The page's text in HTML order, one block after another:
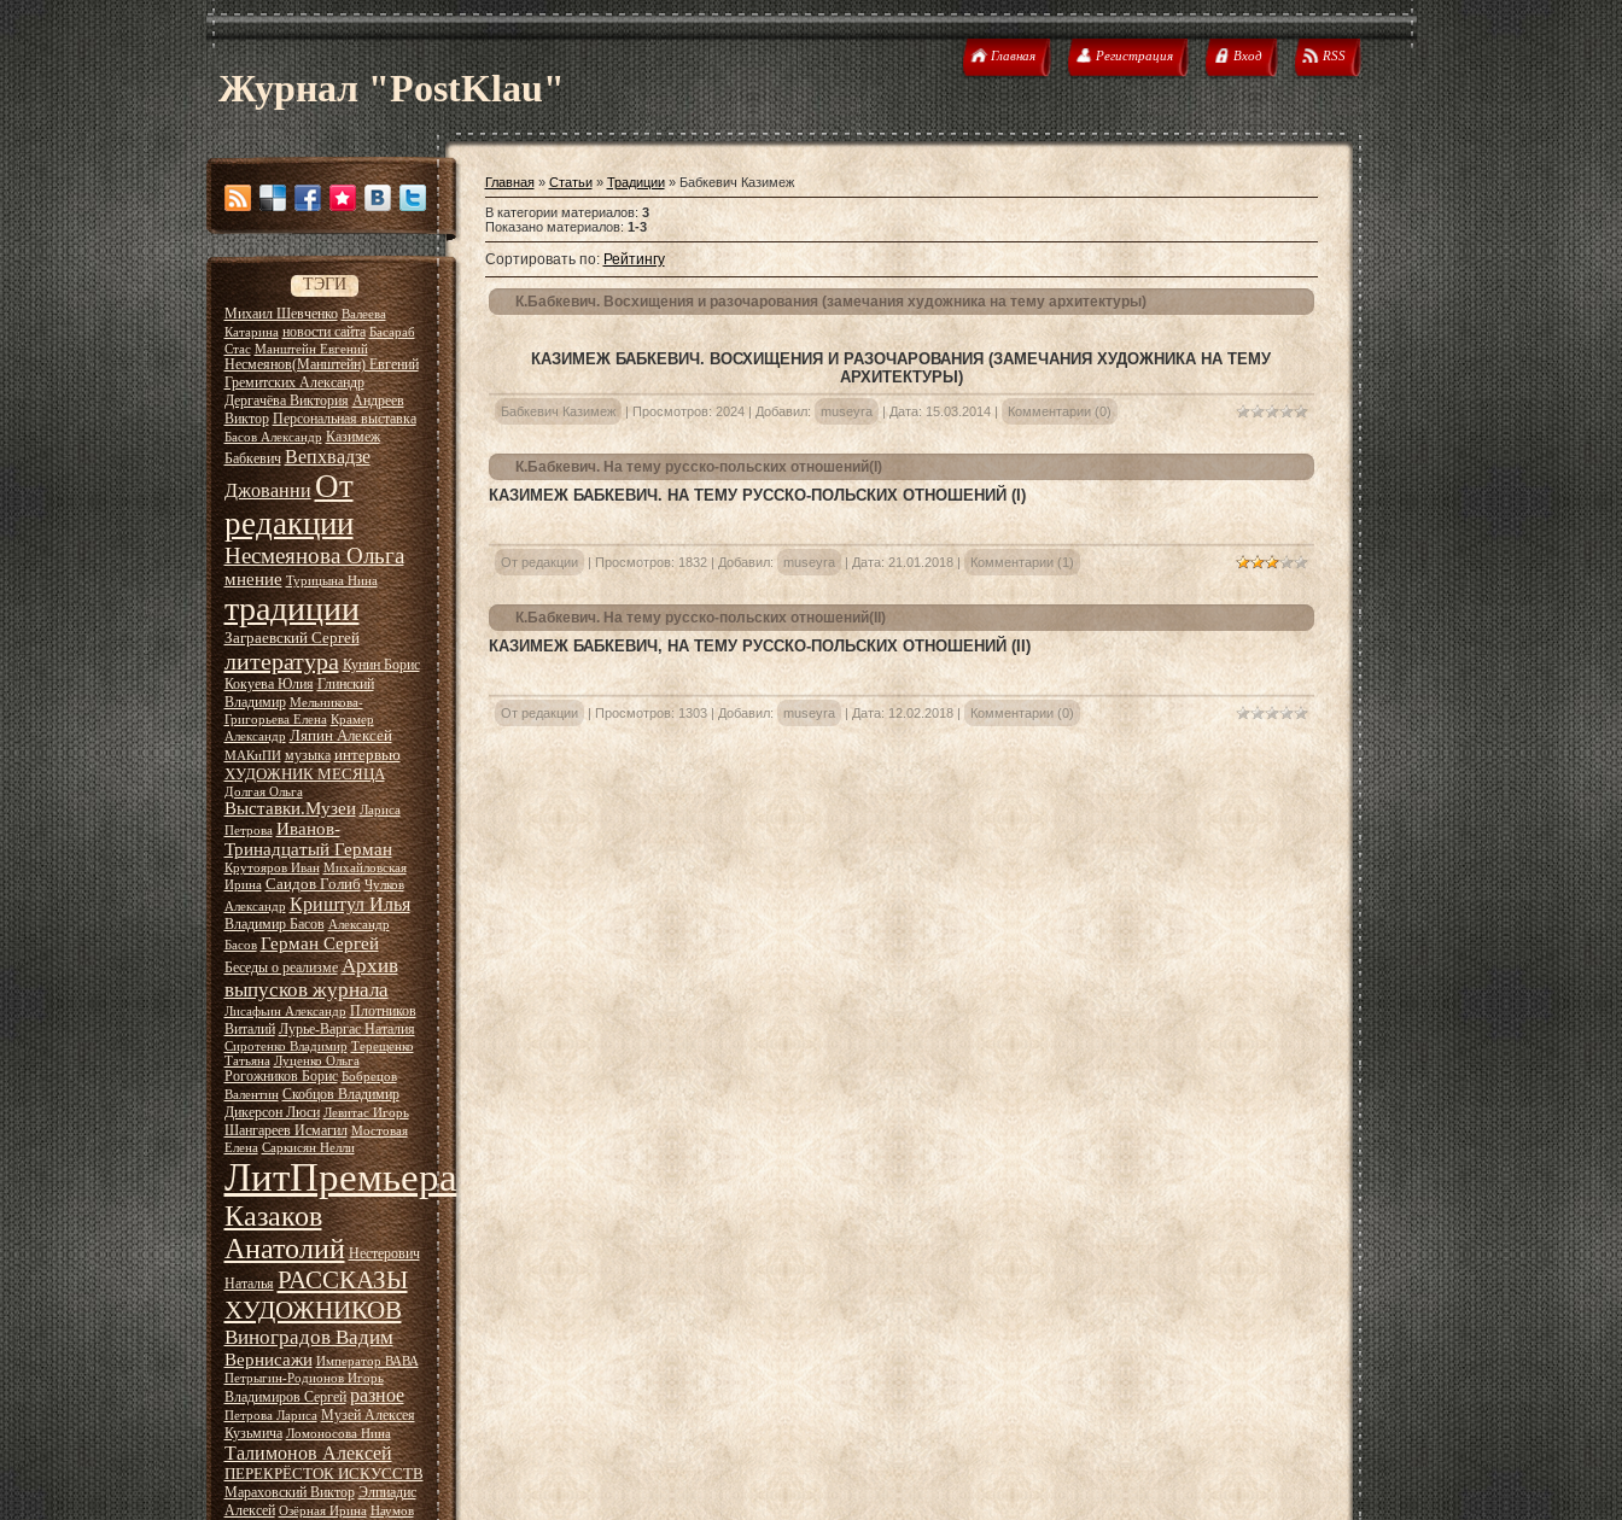
Журнал "PostKlau"
Главная Регистрация Вход RSS
ТЭГИ
Михаил Шевченко Валеева
Катарина новости сайта Басараб
Стас Манштейн Евгений
Несмеянов(Манштейн) Евгений
Гремитских Александр
Дергачёва Виктория Андреев
Виктор Персональная выставка
Басов Александр Казимеж
Бабкевич Вепхвадзе
Джованни От
редакции
Несмеянова Ольга
мнение Турицына Нина
традиции
Заграевский Сергей
литература Кунин Борис
Кокуева Юлия Глинский
Владимир Мельникова-
Григорьева Елена Крамер
Александр Ляпин Алексей
МАКиПИ музыка интервью
ХУДОЖНИК МЕСЯЦА
Долгая Ольга
Выставки.Музеи Лариса
Петрова Иванов-
Тринадцатый Герман
Крутояров Иван Михайловская
Ирина Саидов Голиб Чулков
Александр Криштул Илья
Владимир Басов Александр
Басов Герман Сергей
Беседы о реализме Архив
выпусков журнала
Лисафьин Александр Плотников
Виталий Лурье-Варгас Наталия
Сиротенко Владимир Терещенко
Татьяна Луценко Ольга
Рогожников Борис Бобрецов
Валентин Скобцов Владимир
Дикерсон Люси Левитас Игорь
Шангареев Исмагил Мостовая
Елена Саркисян Нелли
ЛитПремьера
Казаков
Анатолий Нестерович
Наталья РАССКАЗЫ
ХУДОЖНИКОВ
Виноградов Вадим
Вернисажи Император ВАВА
Петрыгин-Родионов Игорь
Владимиров Сергей разное
Петрова Лариса Музей Алексея
Кузьмича Ломоносова Нина
Талимонов Алексей
ПЕРЕКРЁСТОК ИСКУССТВ
Мараховский Виктор Элпиадис
Алексей Озёрная Ирина Наумов
Главная» Статьи» Традиции» Бабкевич Казимеж
В категории материалов: 3
Показано материалов:1-3
Сортировать по: Рейтингу
К.Бабкевич. Восхищения и разочарования (замечания художника на тему архитектуры)
КАЗИМЕЖ БАБКЕВИЧ. ВОСХИЩЕНИЯ И РАЗОЧАРОВАНИЯ (ЗАМЕЧАНИЯ ХУДОЖНИКА НА ТЕМУ
АРХИТЕКТУРЫ)
Бабкевич Казимеж | Просмотров: 2024| Добавил: museyra | Дата: 15.03.2014 | Комментарии (0)
К.Бабкевич. На тему русско-польских отношений(I)
КАЗИМЕЖ БАБКЕВИЧ. НА ТЕМУ РУССКО-ПОЛЬСКИХ ОТНОШЕНИЙ (I)
От редакции | Просмотров: 1832| Добавил: museyra | Дата: 21.01.2018 | Комментарии (1)
К.Бабкевич. На тему русско-польских отношений(II)
КАЗИМЕЖ БАБКЕВИЧ, НА ТЕМУ РУССКО-ПОЛЬСКИХ ОТНОШЕНИЙ (II)
От редакции | Просмотров: 1303| Добавил: museyra |Дата: 12.02.2018 | Комментарии (0)